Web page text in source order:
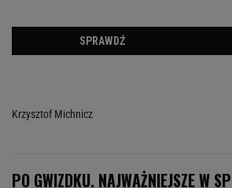
Krzysztof Michnicz